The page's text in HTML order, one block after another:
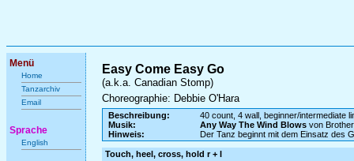
Menü
Home
Tanzarchiv
Email
Sprache
English
Easy Come Easy Go
(a.k.a. Canadian Stomp)
Choreographie: Debbie O'Hara
Beschreibung:
40 count, 4 wall, beginner/intermediate
Musik:
Any Way The Wind Blowsvon
Hinweis:
Der Tanz beginnt mit dem Einsatz des
Touch, heel, cross, hold r + l